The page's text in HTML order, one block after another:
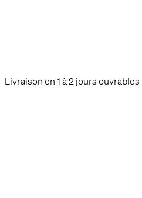
Livraison en 1 à 2 jours ouvrables